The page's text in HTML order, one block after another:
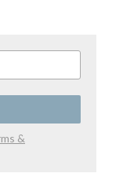
&